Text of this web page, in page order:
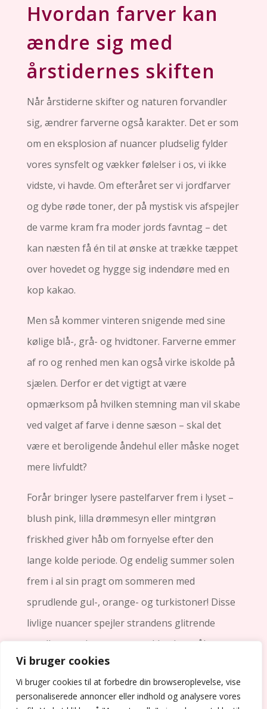
Vi bruger cookies
Vi bruger cookies til at forbedre din browseroplevelse, vise
personaliserede annoncer eller indhold og analysere vores
Hvordan farver kan
ændre sig med
årstidernes skiften
Når årstiderne skifter og naturen forvandler
sig, ændrer farverne også karakter. Det er som
om en eksplosion af nuancer pludselig fylder
vores synsfelt og vækker følelser i os, vi ikke
vidste, vi havde. Om efteråret ser vi jordfarver
og dybe røde toner, der på mystisk vis afspejler
de varme kram fra moder jords favntag – det
kan næsten få én til at ønske at trække tæppet
over hovedet og hygge sig indendøre med en
kop kakao.
Men så kommer vinteren snigende med sine
kølige blå-, grå- og hvidtoner. Farverne emmer
af ro og renhed men kan også virke iskolde på
sjælen. Derfor er det vigtigt at være
opmærksom på hvilken stemning man vil skabe
ved valget af farve i denne sæson – skal det
være et beroligende åndehul eller måske noget
mere livfuldt?
Forår bringer lysere pastelfarver frem i lyset –
blush pink, lilla drømmesyn eller mintgrøn
friskhed giver håb om fornyelse efter den
lange kolde periode. Og endelig summer solen
frem i al sin pragt om sommeren med
sprudlende gul-, orange- og turkistoner! Disse
livlige nuancer spejler strandens glitrende
sandkorn, solopgangens gyldne lysstråler samt
feriehumør uden ende!